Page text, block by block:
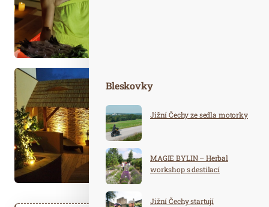
Bleskovky
Jižní Čechy ze sedla motorky
MAGIE BYLIN – Herbal
workshop s destilací
Jižní Čechy startují